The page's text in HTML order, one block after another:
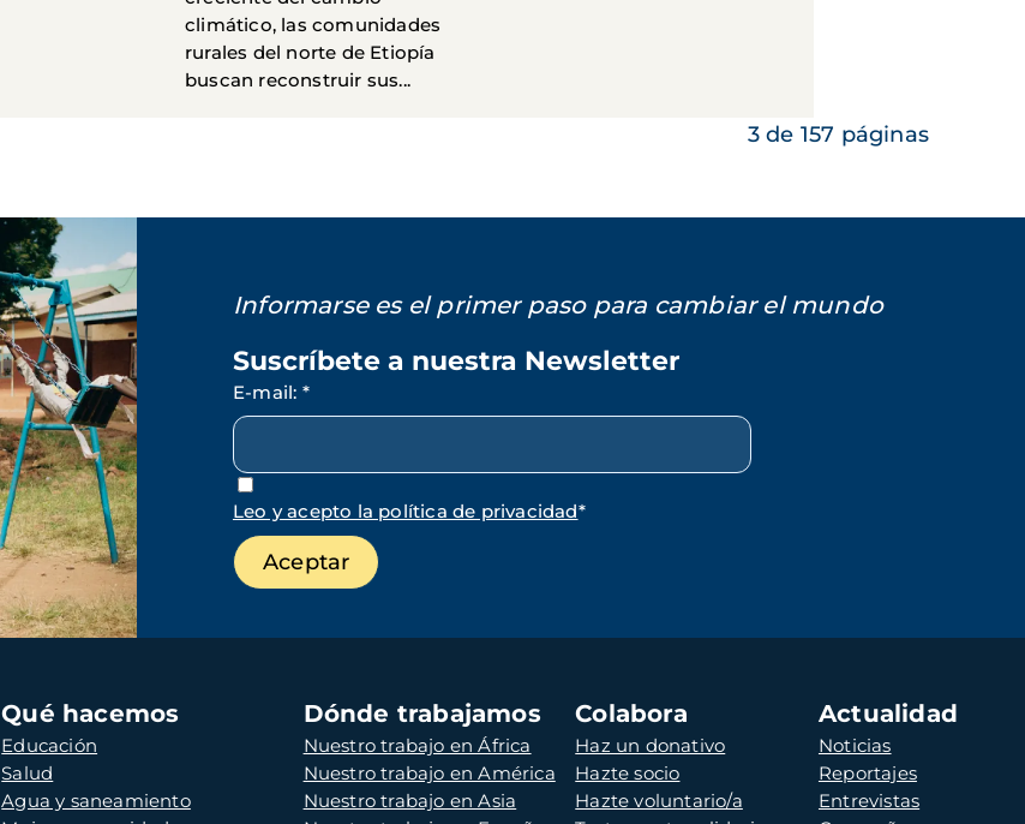
climático, las comunidades
rurales del norte de Etiopía
buscan reconstruir sus...
3 de 157 páginas
Informarse es el primer paso para cambiar el mundo
Suscríbete a nuestra Newsletter
E-mail: *
Leo y acepto la política de privacidad*
Qué hacemos
Educación
Salud
Agua y saneamiento
Dónde trabajamos
Nuestro trabajo en África
Nuestro trabajo en América
Nuestro trabajo en Asia
Colabora
Haz un donativo
Hazte socio
Hazte voluntario/a
Actualidad
Noticias
Reportajes
Entrevistas